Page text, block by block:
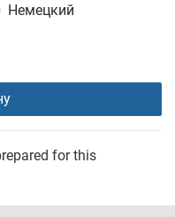
Немецкий
for this